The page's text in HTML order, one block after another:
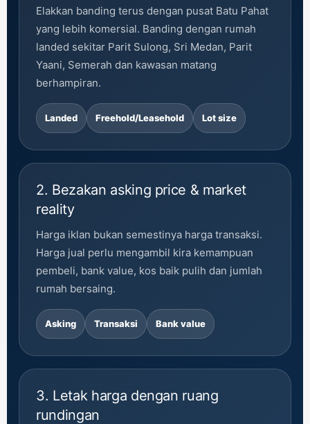
Elakkan banding terus dengan pusat Batu Pahat
yang lebih komersial. Banding dengan rumah
landed sekitar Parit Sulong, Sri Medan, Parit
Yaani, Semerah dan kawasan matang
berhampiran.
Landed Freehold/Leasehold Lot size
2. Bezakan asking price & market
reality
Harga iklan bukan semestinya harga transaksi.
Harga jual perlu mengambil kira kemampuan
pembeli, bank value, kos baik pulih dan jumlah
rumah bersaing.
Asking Transaksi Bank value
3. Letak harga dengan ruang
rundingan